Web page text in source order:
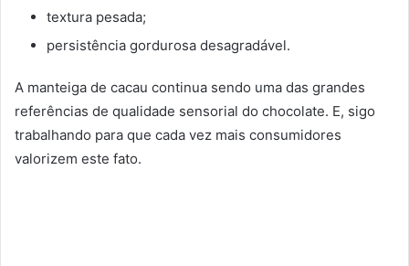
textura pesada;
persistência gordurosa desagradável.
A manteiga de cacau continua sendo uma das grandes
referências de qualidade sensorial do chocolate. E, sigo
trabalhando para que cada vez mais consumidores
valorizem este fato.